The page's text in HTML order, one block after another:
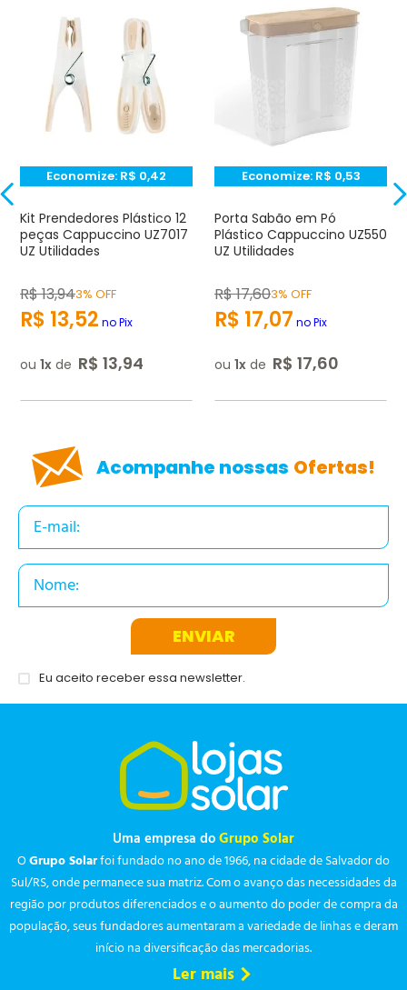
Avaliação
Avalie o produto de 1 até 5 estrelas
★ ★★ ☆☆
Endereço de e-mail
Escrever avaliação
Economize: R$ 0,42
Kit Prendedores Plástico 12
peças Cappuccino UZ7017
UZ Utilidades
R$13,943% OFF
R$ 13,52 no Pix
ou 1 de R$ 13,94
Economize: R$ 0,53
Porta Sabão em Pó
Plástico Cappuccino UZ550
UZ Utilidades
R$17,603% OFF
R$ 17,07 no Pix
ou 1 de R$ 17,60
Acompanhe nossas Ofertas!
ENVIAR
Eu aceito receber essa newsletter.
Uma empresa doGrupo Solar
OGrupo Solarfoi fundado no ano de 1966, na cidade de Salvador do
Sul/RS, onde permanece sua matriz. Com o avanço das necessidades da
região por produtos diferenciados e o aumento do poder de compra da
população, seus fundadores aumentaram a variedade de linhas e deram
início na diversificação das mercadorias.
Ler mais